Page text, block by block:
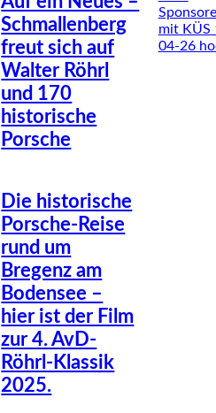
Schmallenberg
freut sich auf
Walter Röhrl
und 170
historische
Porsche
Die historische
Porsche-Reise
rund um
Bregenz am
Bodensee –
hier ist der Film
zur 4. AvD-
Röhrl-Klassik
2025.